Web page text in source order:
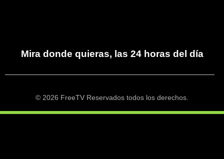
Mira donde quieras, las 24 horas del día
© 2026 FreeTV Reservados todos los derechos.